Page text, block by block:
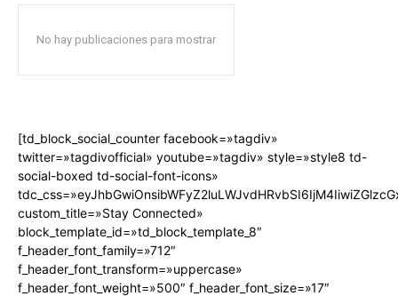
No hay publicaciones para mostrar
[td_block_social_counter facebook=»tagdiv»
twitter=»tagdivofficial» youtube=»tagdiv» style=»style8 td-
social-boxed td-social-font-icons»
custom_title=»Stay Connected»
block_template_id=»td_block_template_8″
f_header_font_family=»712″
f_header_font_transform=»uppercase»
f_header_font_weight=»500″ f_header_font_size=»17″